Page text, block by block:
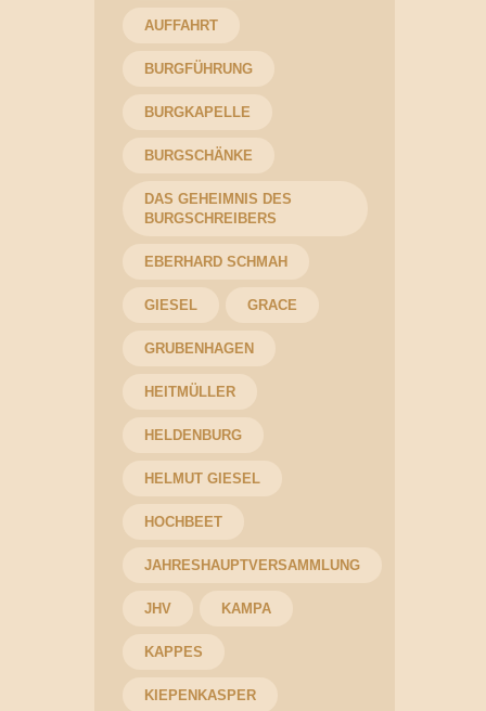
AUFFAHRT
BURGFÜHRUNG
BURGKAPELLE
BURGSCHÄNKE
DAS GEHEIMNIS DES
BURGSCHREIBERS
EBERHARD SCHMAH
GIESEL GRACE
GRUBENHAGEN
HEITMÜLLER
HELDENBURG
HELMUT GIESEL
HOCHBEET
JAHRESHAUPTVERSAMMLUNG
JHV KAMPA
KAPPES
KIEPENKASPER